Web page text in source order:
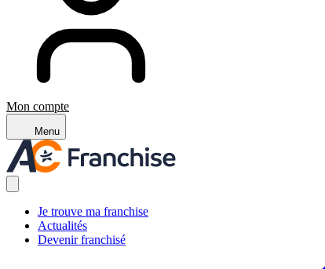
Mon compte
Menu
Je trouve ma franchise
Actualités
Devenir franchisé